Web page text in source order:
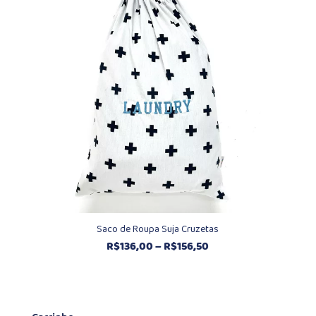
Saco de Roupa Suja Cruzetas
R$136,00–R$156,50